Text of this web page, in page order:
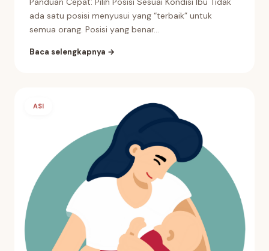
ada satu posisi menyusui yang “terbaik” untuk
semua orang. Posisi yang benar...
Baca selengkapnya →
ASI